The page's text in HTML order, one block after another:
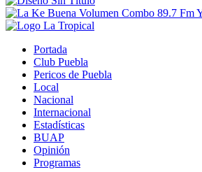
Portada
Club Puebla
Pericos de Puebla
Local
Nacional
Internacional
Estadísticas
BUAP
Opinión
Programas